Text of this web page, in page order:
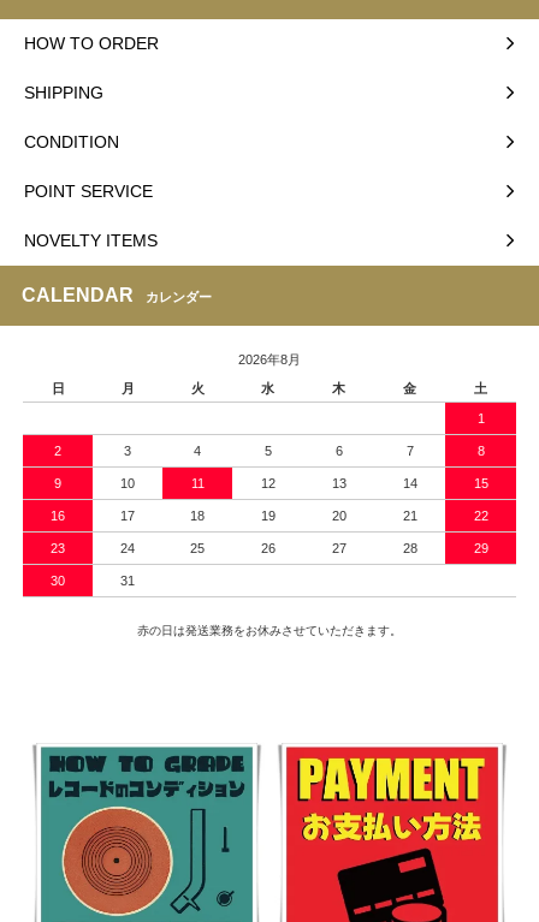
HOW TO ORDER
SHIPPING
CONDITION
POINT SERVICE
NOVELTY ITEMS
CALENDAR カレンダー
2026年8月
日
月 火 水 木 金 土
1
2 3 4 5 6 7 8
9 10 11 12 13 14 15
16 17 18 19 20 21 22
23 24 25 26 27 28 29
30 31
赤の日は発送業務をお休みさせていただきます。